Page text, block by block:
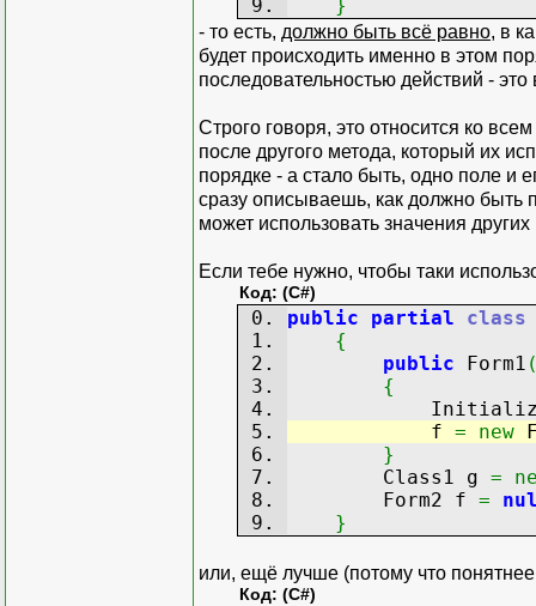
}
- то есть, должно быть всё равно, в
будет происходить именно в этом
последовательностью действий -
Строго говоря, это относится ко
после другого метода, который их
порядке - а стало быть, одно поле и
сразу описываешь, как должно быть
может использовать значения
Если тебе нужно, чтобы таки
Код: (C#)
public partial class
{
public Form1
{
f = new
}
Class1 g =
Form2 f =
}
или, ещё лучше (потому что
Код: (C#)